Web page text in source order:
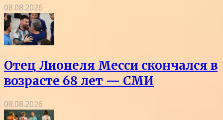
08.08.2026
Отец Лионеля Месси скончался в
возрасте 68 лет — СМИ
08.08.2026